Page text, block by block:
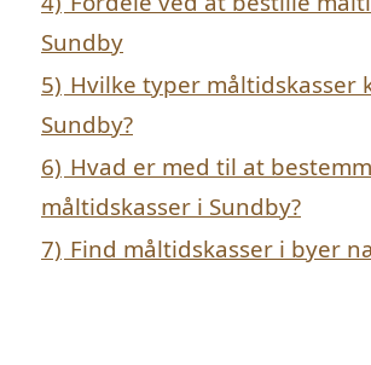
Sundby
5) Hvilke typer måltidskasser
Sundby?
6) Hvad er med til at
måltidskasser i Sundby?
7) Find måltidskasser i byer